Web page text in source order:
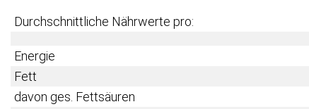
Durchschnittliche Nährwerte pro:
Energie
Fett
davon ges. Fettsäuren